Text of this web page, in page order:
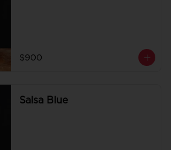
$900
Salsa Blue